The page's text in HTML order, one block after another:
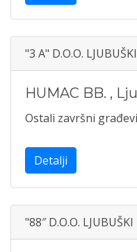
"3 A" D.O.O. LJUBUŠKI
HUMAC BB. ,
Ostali završni
Detalji
"88″ D.O.O. LJUBUŠKI